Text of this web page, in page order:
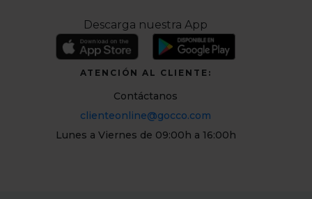
Descarga nuestra App
ATENCIÓN AL CLIENTE:
Contáctanos
clienteonline@gocco.com
Lunes a Viernes de 09:00h a 16:00h